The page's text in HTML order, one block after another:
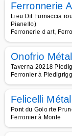
Ferronnerie
Lieu Dit Furnaccia
Pianello)
Ferronerie d art,
Onofrio Métal
Taverna 20218
Ferronier à
Felicelli
Pont du Golo rte
Ferronier à Monte